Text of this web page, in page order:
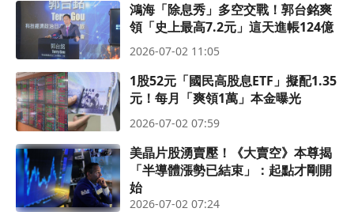
鴻海「除息秀」多空交戰！郭台銘爽
領「史上最高7.2元」這天進帳124億
2026-07-02 11:05
1股52元「國民高股息ETF」擬配1.35
元！每月「爽領1萬」本金曝光
2026-07-02 07:59
美晶片股湧賣壓！《大賣空》本尊揭
「半導體漲勢已結束」：起點才剛開
始
2026-07-02 07:24